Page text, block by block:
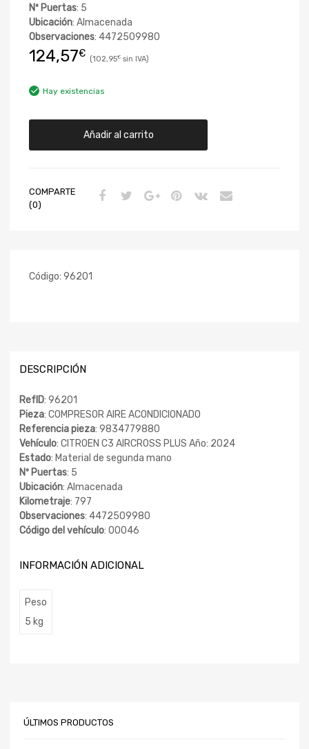
Nº Puertas: 5
Ubicación: Almacenada
Observaciones: 4472509980
124,57€ 102,95€
Hay existencias
Añadir al carrito
COMPARTE
(0)
Código: 96201
DESCRIPCIÓN
RefID: 96201
Pieza: COMPRESOR AIRE ACONDICIONADO
Referencia pieza: 9834779880
Vehículo: CITROEN C3 AIRCROSS PLUS Año: 2024
Estado: Material de segunda mano
Nº Puertas: 5
Ubicación: Almacenada
Kilometraje: 797
Observaciones: 4472509980
Código del vehículo: 00046
INFORMACIÓN ADICIONAL
Peso
5 kg
ÚLTIMOS PRODUCTOS